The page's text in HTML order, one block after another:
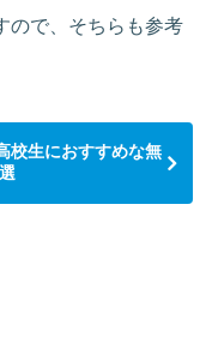
ので、そちらも参考
校生におすすめな無